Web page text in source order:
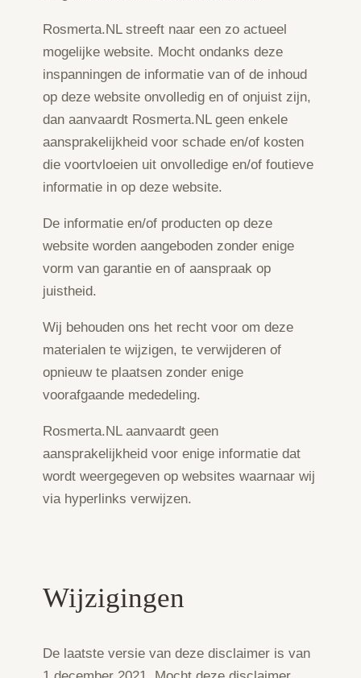
Rosmerta.NL streeft naar een zo actueel
mogelijke website. Mocht ondanks deze
inspanningen de informatie van of de inhoud
op deze website onvolledig en of onjuist zijn,
dan aanvaardt Rosmerta.NL geen enkele
aansprakelijkheid voor schade en/of kosten
die voortvloeien uit onvolledige en/of foutieve
informatie in op deze website.
De informatie en/of producten op deze
website worden aangeboden zonder enige
vorm van garantie en of aanspraak op
juistheid.
Wij behouden ons het recht voor om deze
materialen te wijzigen, te verwijderen of
opnieuw te plaatsen zonder enige
voorafgaande mededeling.
Rosmerta.NL aanvaardt geen
aansprakelijkheid voor enige informatie dat
wordt weergegeven op websites waarnaar wij
via hyperlinks verwijzen.
Wijzigingen
De laatste versie van deze disclaimer is van